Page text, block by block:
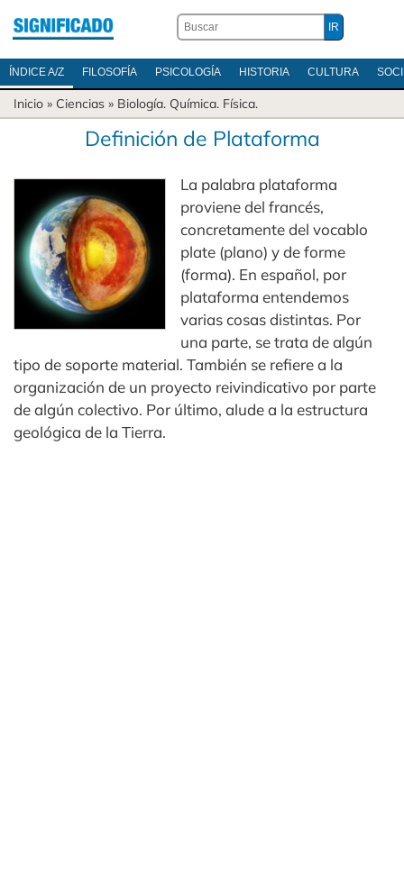
ÍNDICE A/Z FILOSOFÍA PSICOLOGÍA HISTORIA CULTURA
Inicio » Ciencias » Biología. Química. Física.
Definición de Plataforma
La palabra plataforma
proviene del francés,
concretamente del vocablo
plate (plano) y de forme
(forma). En español, por
plataforma entendemos
varias cosas distintas. Por
una parte, se trata de algún
tipo de soporte material. También se refiere a la
organización de un proyecto reivindicativo por parte
de algún colectivo. Por último, alude a la estructura
geológica de la Tierra.